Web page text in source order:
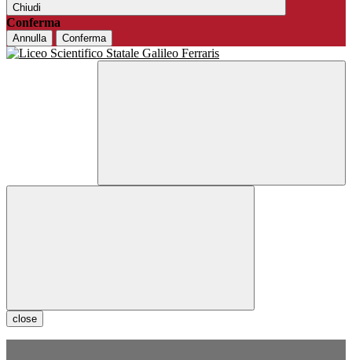
Chiudi
Conferma
Annulla Conferma
close